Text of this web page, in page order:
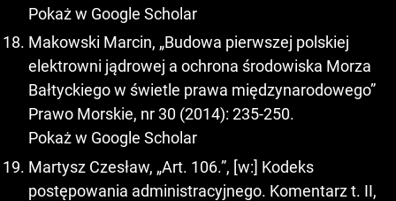
Pokaż w Google Scholar
Makowski Marcin, „Budowa pierwszej polskiej
elektrowni jądrowej a ochrona środowiska Morza
Bałtyckiego w świetle prawa międzynarodowego”
Prawo Morskie, nr 30 (2014): 235-250.
Pokaż w Google Scholar
Martysz Czesław, „Art. 106.”, [w:] Kodeks
postępowania administracyjnego. Komentarz t. II,